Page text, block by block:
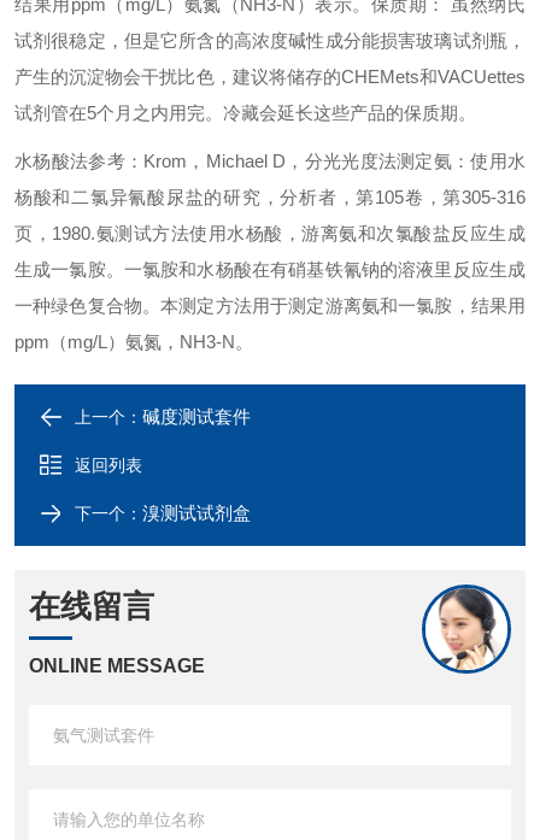
结果用ppm（mg/L）氨氮（NH3-N）表示。 保质期： 虽然纳氏
试剂很稳定，但是它所含的高浓度碱性成分能损害玻璃试剂瓶，
产生的沉淀物会干扰比色，建议将储存的CHEMets和VACUettes
试剂管在5个月之内用完。冷藏会延长这些产品的保质期。
水杨酸法参考：Krom，Michael D，分光光度法测定氨：使用水
杨酸和二氯异氰酸尿盐的研究，分析者，第105卷，第305-316
页，1980.氨测试方法使用水杨酸，游离氨和次氯酸盐反应生成
生成一氯胺。一氯胺和水杨酸在有硝基铁氰钠的溶液里反应生成
一种绿色复合物。本测定方法用于测定游离氨和一氯胺，结果用
ppm（mg/L）氨氮，NH3-N。
上一个： 碱度测试套件
返回列表
下一个： 溴测试试剂盒
在线留言
ONLINE MESSAGE